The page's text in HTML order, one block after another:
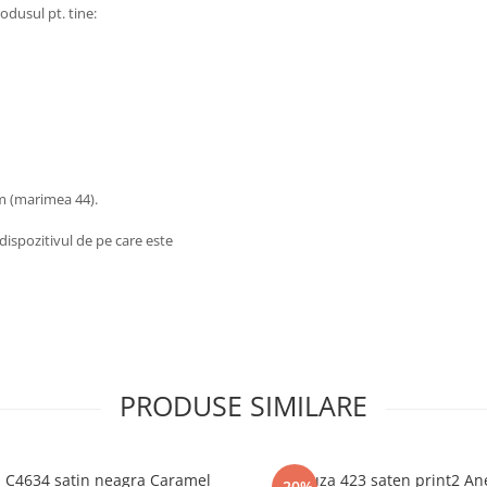
pt. tine:
(marimea 44).
de pe care este
PRODUSE SIMILARE
C4634 satin neagra Caramel
Bluza 423 saten print2